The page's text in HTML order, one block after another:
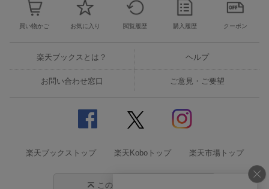
買い物かご お気に入り 閲覧履歴 購入履歴 クーポン
楽天ブックスとは？ ヘルプ
お問い合わせ窓口 ご意見・ご要望
楽天ブックストップ 楽天Koboトップ 楽天市場トップ
このページの先頭に戻る